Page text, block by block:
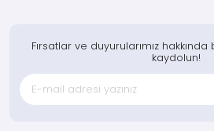
Fırsatlar ve duyurularımız
kaydolun!